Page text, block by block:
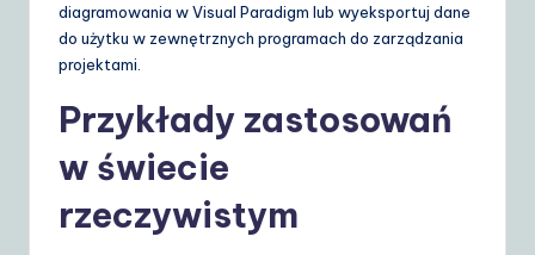
diagramowania w Visual Paradigm lub wyeksportuj dane
do użytku w zewnętrznych programach do zarządzania
projektami.
Przykłady zastosowań
w świecie
rzeczywistym